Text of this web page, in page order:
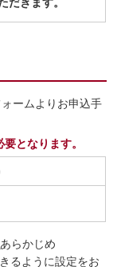
ームよりお申込手
となります。
あらかじめ
るように設定をお